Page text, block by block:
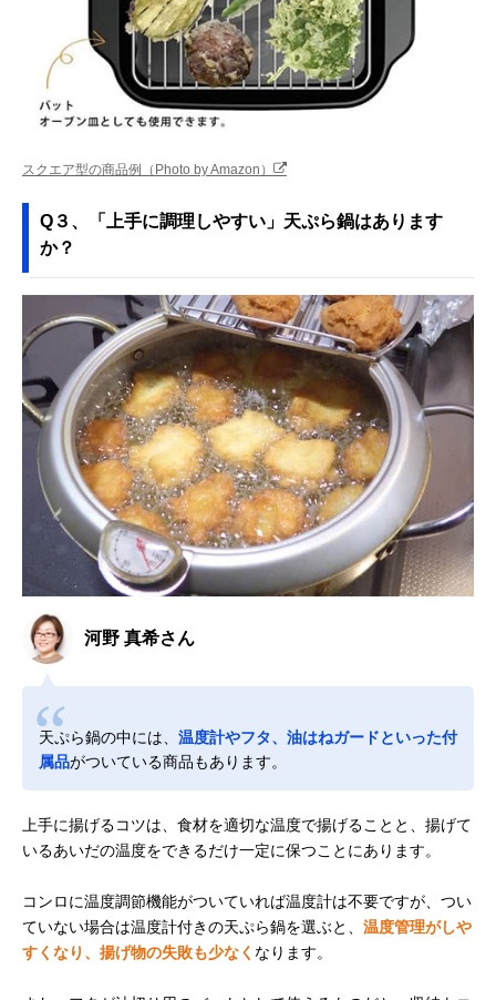
スクエア型の商品例（Photo by Amazon）
Q３、「上手に調理しやすい」天ぷら鍋はあります
か？
河野 真希さん
天ぷら鍋の中には、 温度計やフタ、油はねガードといった付
属品がついている商品もあります。
上手に揚げるコツは、食材を適切な温度で揚げることと、揚げて
いるあいだの温度をできるだけ一定に保つことにあります。
コンロに温度調節機能がついていれば温度計は不要ですが、つい
ていない場合は温度計付きの天ぷら鍋を選ぶと、 温度管理がしや
すくなり、揚げ物の失敗も少なく なります。